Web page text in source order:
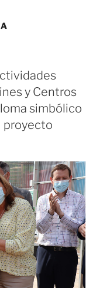
y Centros
simbólico
proyecto